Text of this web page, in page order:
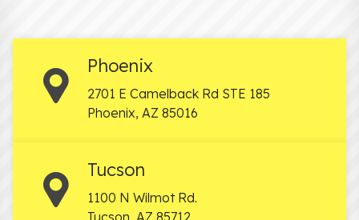
Phoenix
2701 E Camelback Rd STE 185
Phoenix, AZ 85016
Tucson
1100 N Wilmot Rd.